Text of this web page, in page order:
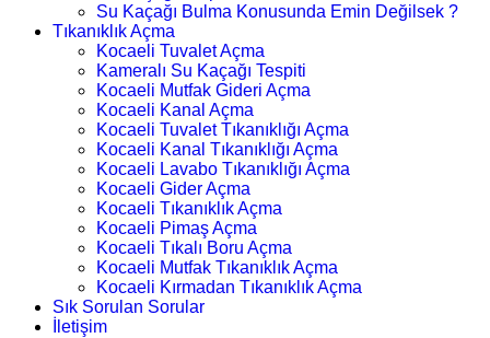
Su Kaçağı Bulma Konusunda Emin Değilsek ?
Tıkanıklık Açma
Kocaeli Tuvalet Açma
Kameralı Su Kaçağı Tespiti
Kocaeli Mutfak Gideri Açma
Kocaeli Kanal Açma
Kocaeli Tuvalet Tıkanıklığı Açma
Kocaeli Kanal Tıkanıklığı Açma
Kocaeli Lavabo Tıkanıklığı Açma
Kocaeli Gider Açma
Kocaeli Tıkanıklık Açma
Kocaeli Pimaş Açma
Kocaeli Tıkalı Boru Açma
Kocaeli Mutfak Tıkanıklık Açma
Kocaeli Kırmadan Tıkanıklık Açma
Sık Sorulan Sorular
İletişim